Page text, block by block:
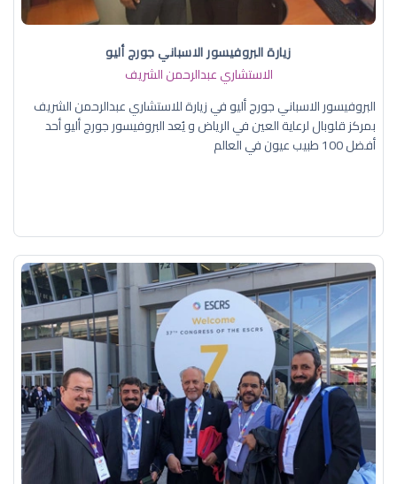
زيارة البروفيسور الاسباني جورج أليو
الاستشاري عبدالرحمن الشريف
البروفيسور الاسباني جورج أليو في زيارة للاستشاري عبدالرحمن الشريف
بمركز قلوبال لرعاية العين في الرياض و يُعد البروفيسور جورج أليو أحد
أفضل 100 طبيب عيون في العالم